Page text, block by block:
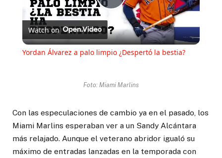
Play
Video
Watch on
Yordan Álvarez a palo limpio ¿Despertó la bestia?
Foto: Miami Marlins
Con las especulaciones de cambio ya en el pasado, los
Miami Marlins esperaban ver a un Sandy Alcántara
más relajado. Aunque el veterano abridor igualó su
máximo de entradas lanzadas en la temporada con